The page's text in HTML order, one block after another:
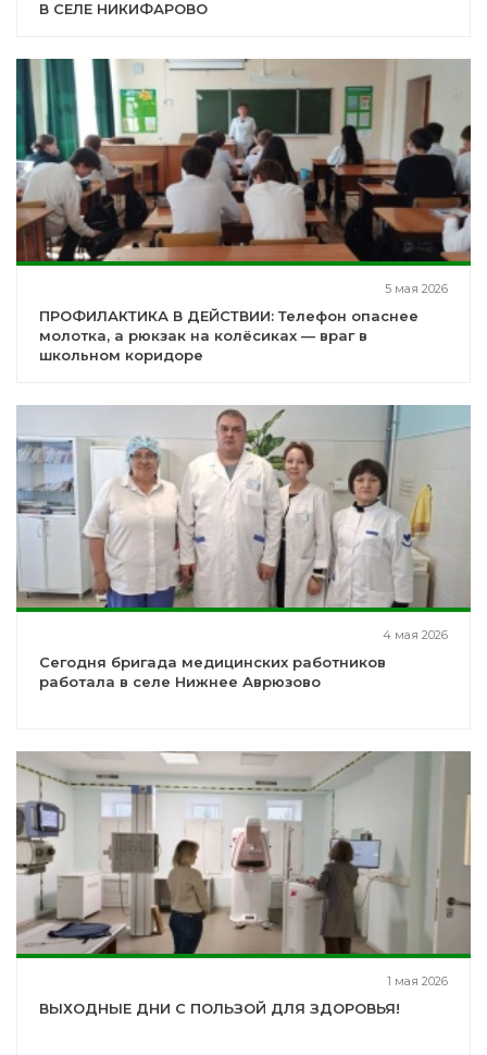
В СЕЛЕ НИКИФАРОВО
5 мая 2026
ПРОФИЛАКТИКА В ДЕЙСТВИИ: Телефон опаснее
молотка, а рюкзак на колёсиках — враг в
школьном коридоре
4 мая 2026
Сегодня бригада медицинских работников
работала в селе Нижнее Аврюзово
1 мая 2026
ВЫХОДНЫЕ ДНИ С ПОЛЬЗОЙ ДЛЯ ЗДОРОВЬЯ!